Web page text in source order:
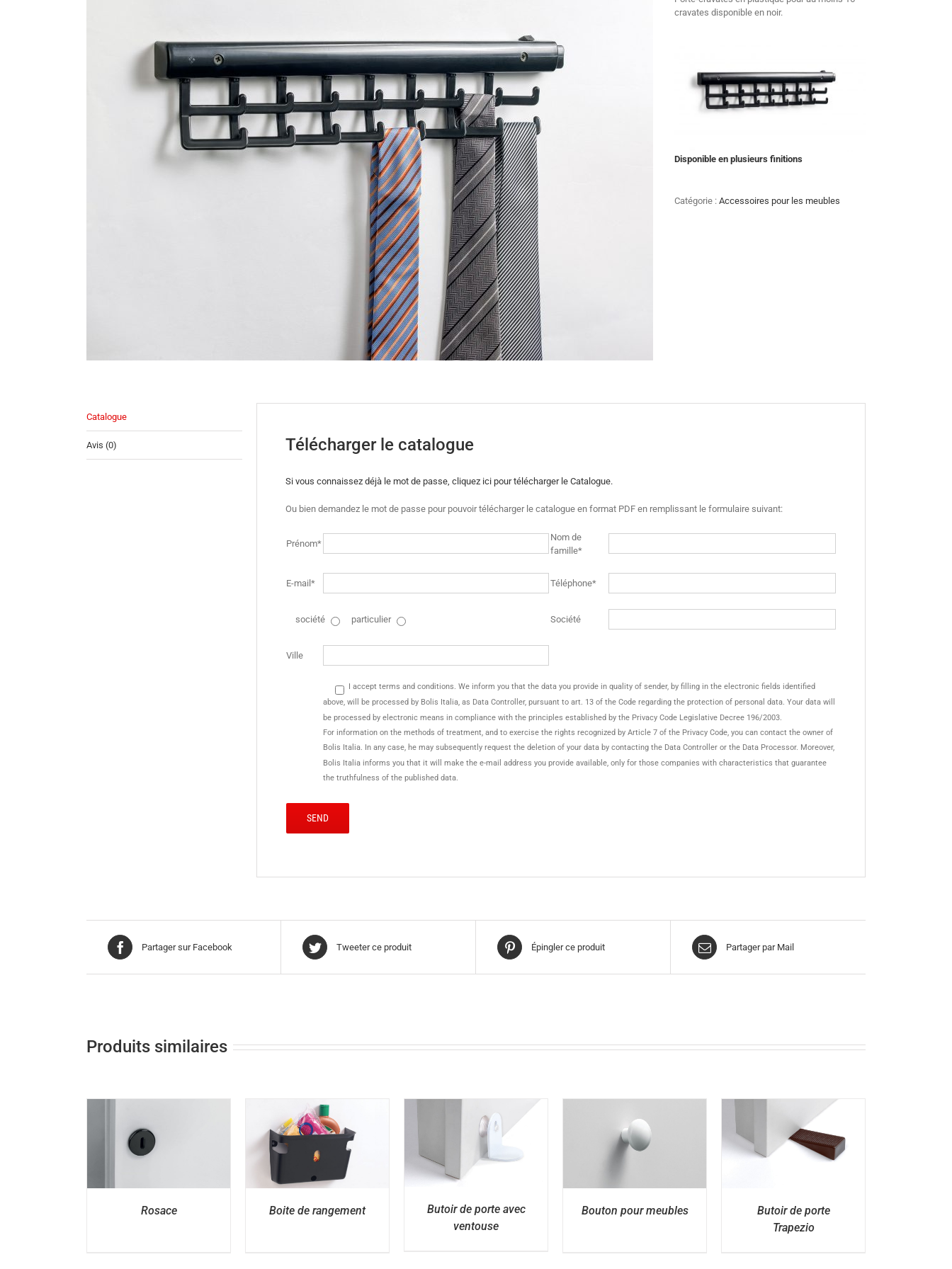
cravates disponible en noir.
Disponible en plusieurs finitions
Catégorie : Accessoires pour les meubles
Catalogue
Avis (0) Télécharger le catalogue
Si vous connaissez déjà le mot de passe, cliquez ici pour télécharger le Catalogue.
Ou bien demandez le mot de passe pour pouvoir télécharger le catalogue en format PDF en remplissant le formulaire suivant:
Prénom*
Nom de
famille*
E-mail* Téléphone*
société particulier Société
Ville
I accept terms and conditions. We inform you that the data you provide in quality of sender, by filling in the electronic fields identified
above, will be processed by Bolis Italia, as Data Controller, pursuant to art. 13 of the Code regarding the protection of personal data. Your data will
be processed by electronic means in compliance with the principles established by the Privacy Code Legislative Decree 196/2003.
For information on the methods of treatment, and to exercise the rights recognized by Article 7 of the Privacy Code, you can contact the owner of
Bolis Italia. In any case, he may subsequently request the deletion of your data by contacting the Data Controller or the Data Processor. Moreover,
Bolis Italia informs you that it will make the e-mail address you provide available, only for those companies with characteristics that guarantee
the truthfulness of the published data.
Partager sur Facebook Tweeter ce produit Épingler ce produit Partager par Mail
Produits similaires
Rosace
DÉTAILS
Boite de rangement
DÉTAILS
Butoir de porte avec
ventouse
DÉTAILS
Bouton pour meubles
DÉTAILS
Butoir de porte
Trapezio